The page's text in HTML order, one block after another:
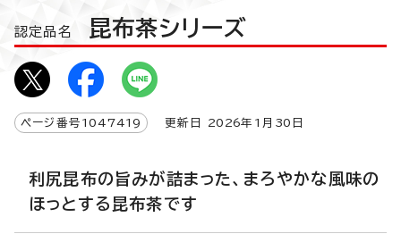
認定品名 昆布茶シリーズ
ページ番号 1047419 更新日 2026年1月 30 日
利尻昆布の旨みが詰まった、まろやかな風味の
ほっとする昆布茶です